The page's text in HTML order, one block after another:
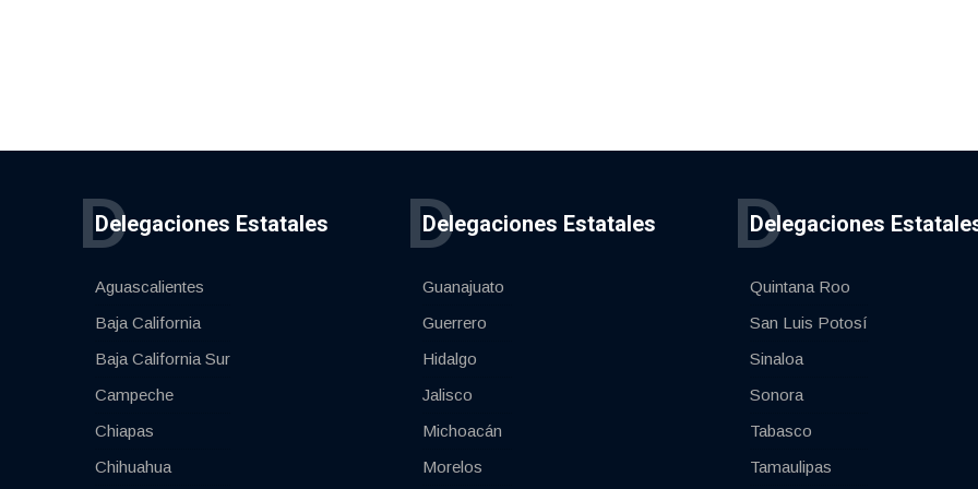
Delegaciones Estatales
D
Aguascalientes
Baja California
Baja California Sur
Campeche
Chiapas
Chihuahua
Delegaciones Estatales
D
Guanajuato
Guerrero
Hidalgo
Jalisco
Michoacán
Morelos
Delegaciones
D
Quintana Roo
San Luis Potosí
Sinaloa
Sonora
Tabasco
Tamaulipas